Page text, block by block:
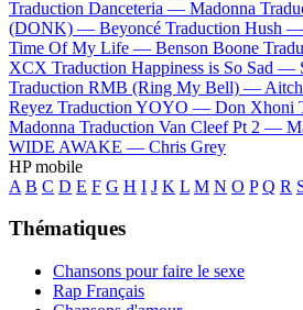
Traduction Danceteria — Madonna
(DONK) — Beyoncé Traduction Hush —
Time Of My Life — Benson Boone
XCX Traduction Happiness is So Sad —
Traduction RMB (Ring My Bell) — Aitch
Reyez Traduction YOYO — Don Xhoni
Madonna Traduction Van Cleef Pt 2 —
WIDE AWAKE — Chris Grey
HP mobile
A B C D E F G H I J K L M N O P Q R
Thématiques
Chansons pour faire le sexe
Rap Français